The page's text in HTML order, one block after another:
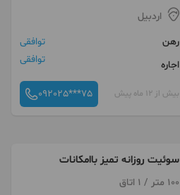
اردبیل
رهن
توافقی
اجاره
توافقی
بیش از 12 ماه پیش 092025***75
سوئیت روزانه تمیز باامکانات
100 متر / 1 اتاق